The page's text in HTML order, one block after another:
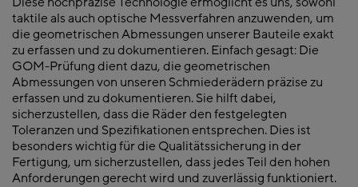
taktile als auch optische Messverfahren anzuwenden, um
die geometrischen Abmessungen unserer Bauteile exakt
zu erfassen und zu dokumentieren. Einfach gesagt: Die
GOM-Prüfung dient dazu, die geometrischen
Abmessungen von unseren Schmiederädern präzise zu
erfassen und zu dokumentieren. Sie hilft dabei,
sicherzustellen, dass die Räder den festgelegten
Toleranzen und Spezifikationen entsprechen. Dies ist
besonders wichtig für die Qualitätssicherung in der
Fertigung, um sicherzustellen, dass jedes Teil den hohen
Anforderungen gerecht wird und zuverlässig funktioniert.